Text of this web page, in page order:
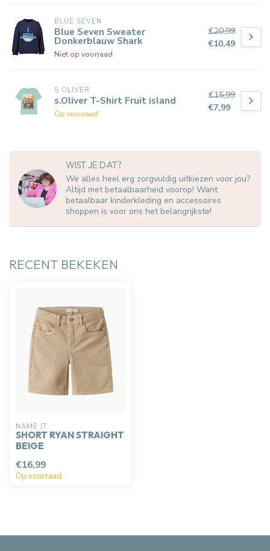
BLUE SEVEN
Blue Seven Sweater
Donkerblauw Shark
Niet op voorraad
€20,99
€10,49
S.OLIVER
s.Oliver T-Shirt Fruit island
Op voorraad
€15,99
€7,99
WIST JE DAT?
We alles heel erg zorgvuldig uitkiezen voor jou?
Altijd met betaalbaarheid voorop! Want
betaalbaar kinderkleding en accessoires
shoppen is voor ons het belangrijkste!
RECENT BEKEKEN
NAME IT
SHORT RYAN STRAIGHT
BEIGE
€16,99
Op voorraad